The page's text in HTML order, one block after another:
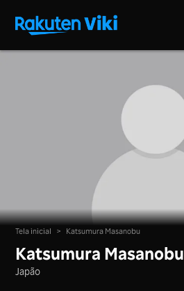
Tela inicial > Katsumura Masanobu
Katsumura Masanobu
Japão